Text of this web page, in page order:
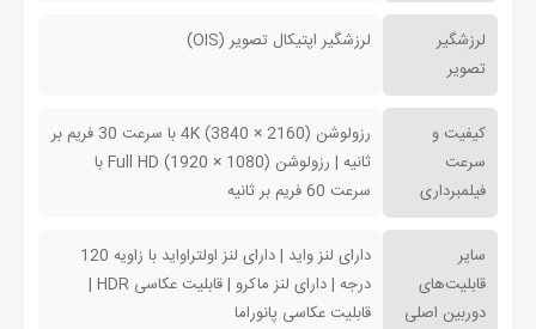
لرزشگیر
تصویر
لرزشگیر اپتیکال تصویر (OIS)
کیفیت و
سرعت
فیلمبرداری
رزولوشن (2160 × 3840) 4K با سرعت 30 فریم بر
ثانیه | رزولوشن (1080 × 1920) Full HD با
سرعت 60 فریم بر ثانیه
سایر
قابلیت‌های
دوربین اصلی
دارای لنز واید | دارای لنز اولتراواید با زاویه 120
درجه | دارای لنز ماکرو | قابلیت عکاسی HDR |
قابلیت عکاسی پانوراما